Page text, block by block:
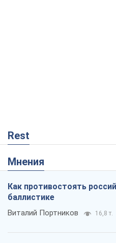
Rest
Мнения
Как противостоять
баллистике
Виталий Портников 16,8 т.